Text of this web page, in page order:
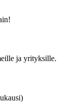
ja yrityksille.